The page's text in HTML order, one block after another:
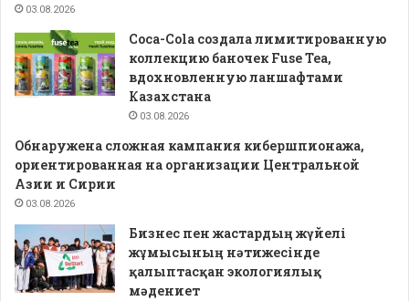
03.08.2026
Coca-Cola создала лимитированную
коллекцию баночек Fuse Tea,
вдохновленную ланшафтами
Казахстана
03.08.2026
Обнаружена сложная кампания кибершпионажа,
ориентированная на организации Центральной
Азии и Сирии
03.08.2026
Бизнес пен жастардың жүйелі
жұмысының нәтижесінде
қалыптасқан экологиялық
мәдениет